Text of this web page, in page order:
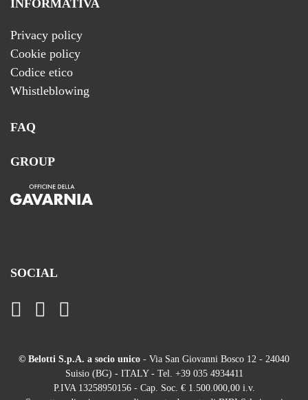
INFORMATIVA
Privacy policy
Cookie policy
Codice etico
Whistleblowing
FAQ
GROUP
SOCIAL
© Belotti S.p.A. a socio unico - Via San Giovanni Bosco 12 - 24040
Suisio (BG) - ITALY - Tel. +39 035 4934411
P.IVA 13258950156 - Cap. Soc. € 1.500.000,00 i.v.